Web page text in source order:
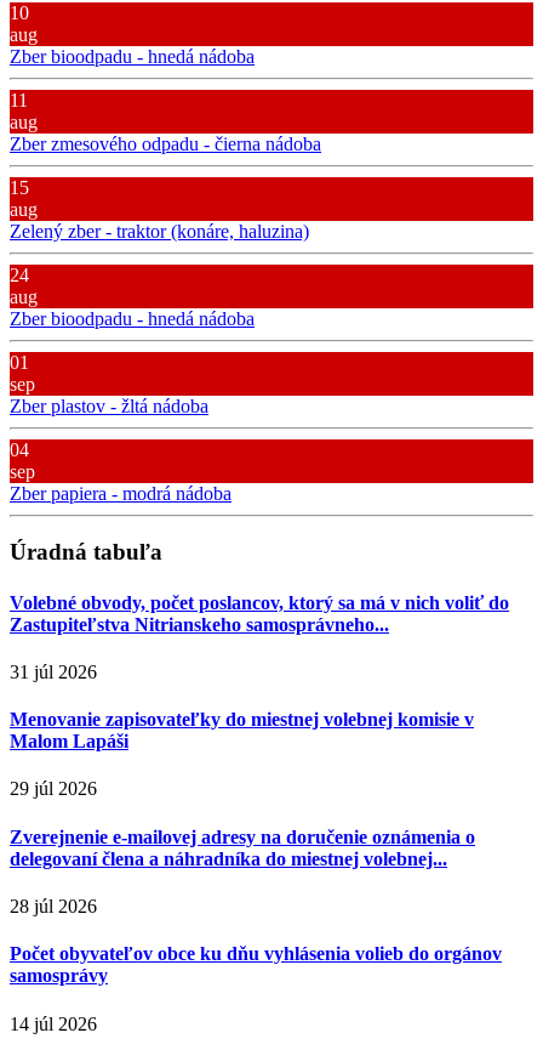
10
aug
Zber bioodpadu - hnedá nádoba
11
aug
Zber zmesového odpadu - čierna nádoba
15
aug
Zelený zber - traktor (konáre, haluzina)
24
aug
Zber bioodpadu - hnedá nádoba
01
sep
Zber plastov - žltá nádoba
04
sep
Zber papiera - modrá nádoba
Úradná tabuľa
Volebné obvody, počet poslancov, ktorý sa má v nich voliť do
Zastupiteľstva Nitrianskeho samosprávneho...
31 júl 2026
Menovanie zapisovateľky do miestnej volebnej komisie v
Malom Lapáši
29 júl 2026
Zverejnenie e-mailovej adresy na doručenie oznámenia o
delegovaní člena a náhradníka do miestnej volebnej...
28 júl 2026
Počet obyvateľov obce ku dňu vyhlásenia volieb do orgánov
samosprávy
14 júl 2026